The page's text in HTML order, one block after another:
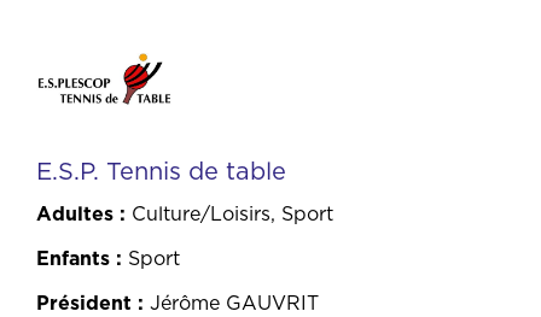
E.S.P. Tennis de table
Adultes
Culture/Loisirs, Sport
Enfants
Sport
Président
Jérôme GAUVRIT